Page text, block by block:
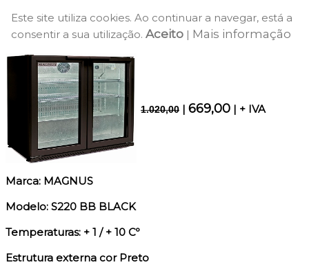
Este site utiliza cookies. Ao continuar a navegar, está a
consentir a sua utilização. Aceito | Mais informação
1.020,00 | 669,00 | + IVA
Marca: MAGNUS
Modelo: S220 BB BLACK
Temperaturas: + 1 / + 10 Cº
Estrutura externa cor Preto